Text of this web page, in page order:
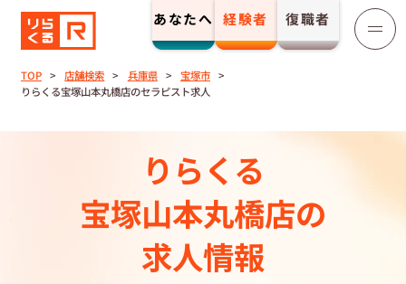
あなたへ 経験者 復職者
りらくる
セラピスト募集
セラピストストーリー⼀覧
収⼊とサポート
TOP 店舗検索 兵庫県
宝塚市
りらくる宝塚山本丸橋店のセラピスト求人
りらくる
宝塚山本丸橋店の
求人情報